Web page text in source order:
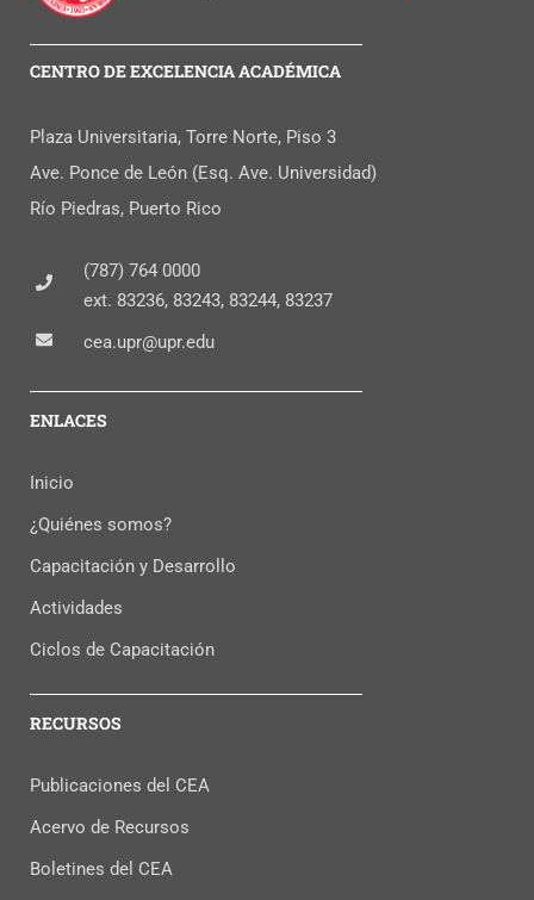
CENTRO DE EXCELENCIA ACADÉMICA
Plaza Universitaria, Torre Norte, Piso 3
Ave. Ponce de León (Esq. Ave. Universidad)
Río Piedras, Puerto Rico
(787) 764 0000
ext. 83236, 83243, 83244, 83237
cea.upr@upr.edu
ENLACES
Inicio
¿Quiénes somos?
Capacitación y Desarrollo
Actividades
Ciclos de Capacitación
RECURSOS
Publicaciones del CEA
Acervo de Recursos
Boletines del CEA